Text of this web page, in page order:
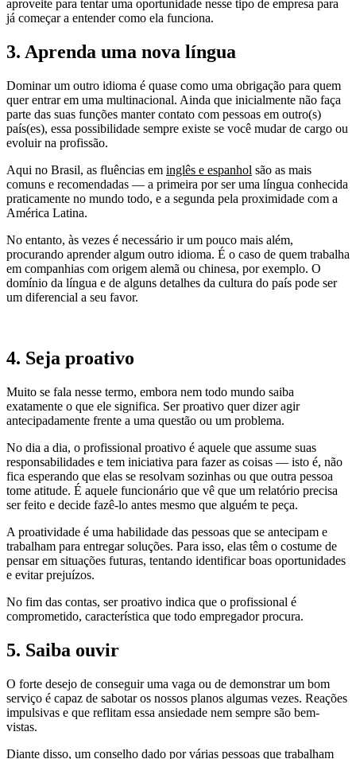
aproveite para tentar uma oportunidade nesse tipo de empresa para
já começar a entender como ela funciona.
3. Aprenda uma nova língua
Dominar um outro idioma é quase como uma obrigação para quem
quer entrar em uma multinacional. Ainda que inicialmente não faça
parte das suas funções manter contato com pessoas em outro(s)
país(es), essa possibilidade sempre existe se você mudar de cargo ou
evoluir na profissão.
Aqui no Brasil, as fluências em inglês e espanhol são as mais
comuns e recomendadas — a primeira por ser uma língua conhecida
praticamente no mundo todo, e a segunda pela proximidade com a
América Latina.
No entanto, às vezes é necessário ir um pouco mais além,
procurando aprender algum outro idioma. É o caso de quem trabalha
em companhias com origem alemã ou chinesa, por exemplo. O
domínio da língua e de alguns detalhes da cultura do país pode ser
um diferencial a seu favor.
4. Seja proativo
Muito se fala nesse termo, embora nem todo mundo saiba
exatamente o que ele significa. Ser proativo quer dizer agir
antecipadamente frente a uma questão ou um problema.
No dia a dia, o profissional proativo é aquele que assume suas
responsabilidades e tem iniciativa para fazer as coisas — isto é, não
fica esperando que elas se resolvam sozinhas ou que outra pessoa
tome atitude. É aquele funcionário que vê que um relatório precisa
ser feito e decide fazê-lo antes mesmo que alguém te peça.
A proatividade é uma habilidade das pessoas que se antecipam e
trabalham para entregar soluções. Para isso, elas têm o costume de
pensar em situações futuras, tentando identificar boas oportunidades
e evitar prejuízos.
No fim das contas, ser proativo indica que o profissional é
comprometido, característica que todo empregador procura.
5. Saiba ouvir
O forte desejo de conseguir uma vaga ou de demonstrar um bom
serviço é capaz de sabotar os nossos planos algumas vezes. Reações
impulsivas e que reflitam essa ansiedade nem sempre são bem-
vistas.
Diante disso, um conselho dado por várias pessoas que trabalham